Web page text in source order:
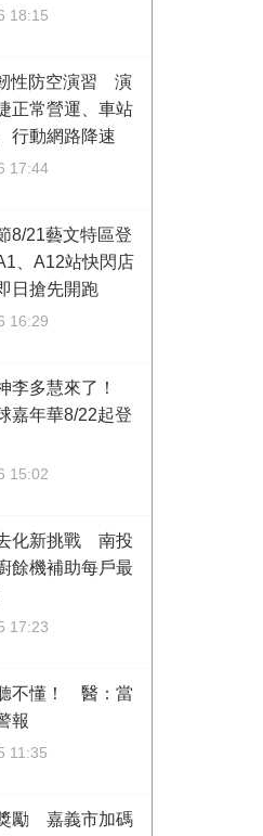
18:15
性防空演習 演
正常營運、車站
行動網路降速
17:44
8/21藝文特區登
、A12站快閃店
日搶先開跑
16:29
李多慧來了！
嘉年華8/22起登
15:02
化新挑戰 南投
餘機補助每戶最
17:23
不懂！ 醫：當
報
11:35
勵 嘉義市加碼